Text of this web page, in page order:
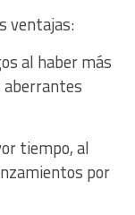
ventajas:
al haber más
tiempo, al
por